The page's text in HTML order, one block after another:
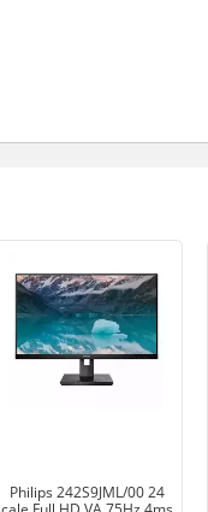
Philips 242S9JML/00 24